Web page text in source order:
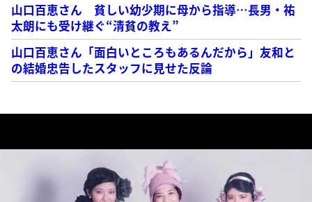
山口百恵さん 貧しい幼少期に母から指導…長男・祐
太朗にも受け継ぐ“清貧の教え”
山口百恵さん「面白いところもあるんだから」友和と
の結婚忠告したスタッフに見せた反論